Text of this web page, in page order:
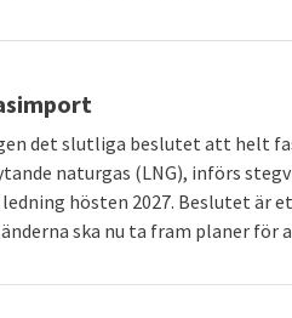
det slutliga beslutet att helt
naturgas (LNG), införs
ledning hösten 2027. Beslutet är
ska nu ta fram planer